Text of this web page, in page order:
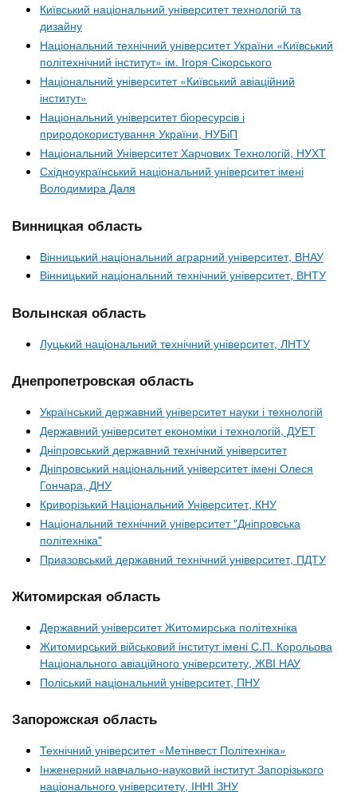
Київський національний університет технологій та
дизайну
Національний технічний університет України «Київський
політехнічний інститут» ім. Ігоря Сікорського
Національний університет «Київський авіаційний
інститут»
Національний університет біоресурсів і
природокористування України, НУБіП
Національний Університет Харчових Технологій, НУХТ
Східноукраїнський національний університет імені
Володимира Даля
Винницкая область
Вінницький національний аграрний університет, ВНАУ
Вінницький національний технічний університет, ВНТУ
Волынская область
Луцький національний технічний університет, ЛНТУ
Днепропетровская область
Український державний університет науки і технологій
Державний університет економіки і технологій, ДУЕТ
Дніпровський державний технічний університет
Дніпровський національний університет імені Олеся
Гончара, ДНУ
Криворізький Національний Університет, КНУ
Національний технічний університет "Дніпровська
політехніка"
Приазовський державний технічний університет, ПДТУ
Житомирская область
Державний університет Житомирська політехніка
Житомирський військовий інститут імені С.П. Корольова
Національного авіаційного університету, ЖВІ НАУ
Поліський національний університет, ПНУ
Запорожская область
Технічний університет «Метінвест Політехніка»
Інженерний навчально-науковий інститут Запорізького
національного університету, ІННІ ЗНУ